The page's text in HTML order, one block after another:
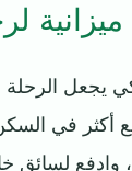
يجعل
أكثر في
وادفع